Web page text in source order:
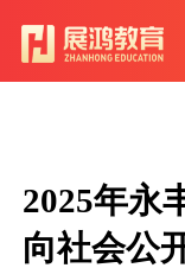
2025年永
向社会公